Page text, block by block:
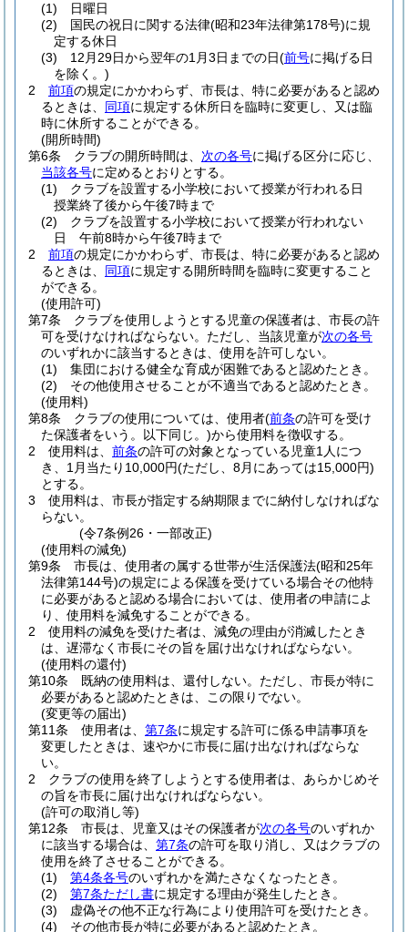
(1)
日曜日
(2)
国民の祝日に関する法律(昭和23年法律第178号)に規
定する休日
(3)
12月29日から翌年の1月3日までの日(前号に掲げる日
を除く。)
2
前項の規定にかかわらず、市長は、特に必要があると認め
るときは、 同項に規定する休所日を臨時に変更し、又は臨
時に休所することができる。
(開所時間)
第6条
クラブの開所時間は、 次の各号に掲げる区分に応じ、
当該各号に定めるとおりとする。
(1)
クラブを設置する小学校において授業が行われる日
授業終了後から午後7時まで
(2)
クラブを設置する小学校において授業が行われない
日 午前8時から午後7時まで
2
前項の規定にかかわらず、市長は、特に必要があると認め
るときは、 同項に規定する開所時間を臨時に変更すること
ができる。
(使用許可)
第7条
クラブを使用しようとする児童の保護者は、市長の許
可を受けなければならない。 ただし、当該児童が次の各号
のいずれかに該当するときは、使用を許可しない。
(1)
集団における健全な育成が困難であると認めたとき。
(2)
その他使用させることが不適当であると認めたとき。
(使用料)
第8条
クラブの使用については、使用者(前条の許可を受け
た保護者をいう。以下同じ。)から使用料を徴収する。
2
使用料は、 前条の許可の対象となっている児童1人につ
き、1月当たり10,000円(ただし、8月にあっては15,000円)
とする。
3
使用料は、市長が指定する納期限までに納付しなければな
らない。
(令7条例26・一部改正)
(使用料の減免)
第9条
市長は、使用者の属する世帯が生活保護法(昭和25年
法律第144号)の規定による保護を受けている場合その他特
に必要があると認める場合においては、使用者の申請によ
り、使用料を減免することができる。
2
使用料の減免を受けた者は、減免の理由が消滅したとき
は、遅滞なく市長にその旨を届け出なければならない。
(使用料の還付)
第10条
既納の使用料は、還付しない。 ただし、市長が特に
必要があると認めたときは、この限りでない。
(変更等の届出)
第11条
使用者は、 第7条に規定する許可に係る申請事項を
変更したときは、速やかに市長に届け出なければならな
い。
2
クラブの使用を終了しようとする使用者は、あらかじめそ
の旨を市長に届け出なければならない。
(許可の取消し等)
第12条
市長は、児童又はその保護者が次の各号のいずれか
に該当する場合は、 第7条の許可を取り消し、又はクラブの
使用を終了させることができる。
(1)
第4条各号のいずれかを満たさなくなったとき。
(2)
第7条ただし書に規定する理由が発生したとき。
(3)
虚偽その他不正な行為により使用許可を受けたとき。
(4)
その他市長が特に必要があると認めたとき。